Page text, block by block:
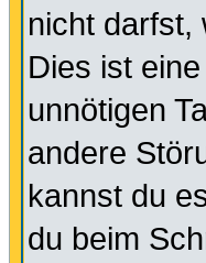
nicht darfst,
Dies ist eine
unnötigen
andere
kannst du
du beim